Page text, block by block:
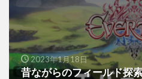
2023年1月18日
昔ながらのフィールド探